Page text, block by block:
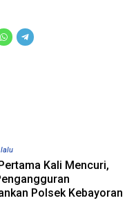
Kali Mencuri,
Polsek Kebayoran